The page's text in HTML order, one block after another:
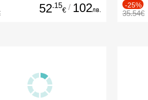
52.15
€ / 102лв.
-25%
35.54€